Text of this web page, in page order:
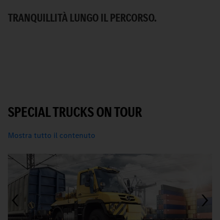
TRANQUILLITÀ LUNGO IL PERCORSO.
SPECIAL TRUCKS ON TOUR
Mostra tutto il contenuto